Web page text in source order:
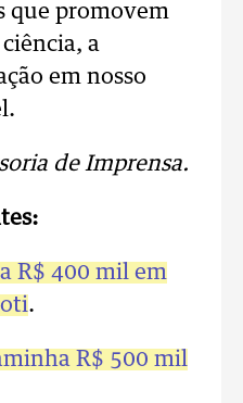
que promovem
a
em nosso
de Imprensa.
R$ 400 mil em
.
R$ 500 mil